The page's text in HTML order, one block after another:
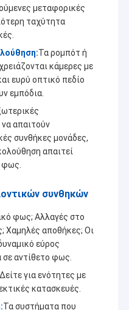
μεταφορικές
ταχύτητα
Τα ρομπότ ή
κάμερες με
ευρύ οπτικό πεδίο
εμπόδια.
απαιτούν
συνθήκες μονάδες,
απαιτεί
φως.
συνθηκών
φως; Αλλαγές στο
Χαμηλές αποθήκες; Οι
εύρος
αντίθετο φως.
Δείτε για ενότητες με
κατασκευές.
Τα συστήματα που